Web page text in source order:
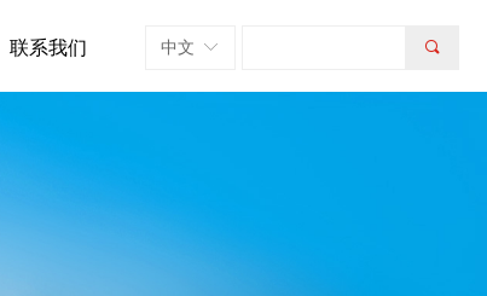
끠
ꀅ
中文
联系我们